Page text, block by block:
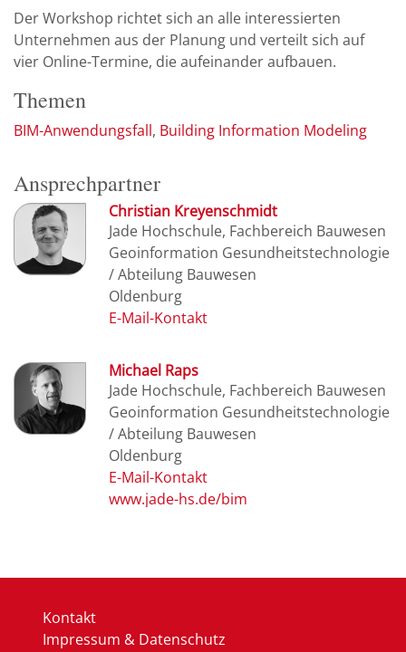
Der Workshop richtet sich an alle interessierten
Unternehmen aus der Planung und verteilt sich auf
vier Online-Termine, die aufeinander aufbauen.
Themen
BIM-Anwendungsfall Building Information Modeling
Ansprechpartner
Christian Kreyenschmidt
Jade Hochschule, Fachbereich Bauwesen
Geoinformation Gesundheitstechnologie
/ Abteilung Bauwesen
Oldenburg
Michael Raps
Jade Hochschule, Fachbereich Bauwesen
Geoinformation Gesundheitstechnologie
/ Abteilung Bauwesen
Oldenburg
www.jade-hs.de/bim
Kontakt
Impressum & Datenschutz